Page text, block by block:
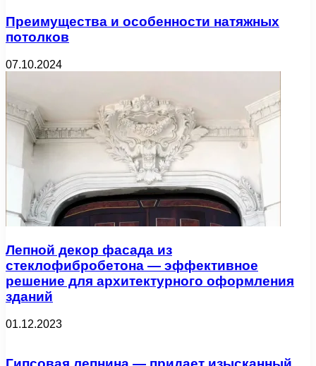
Преимущества и особенности натяжных
потолков
07.10.2024
Лепной декор фасада из
стеклофибробетона — эффективное
решение для архитектурного оформления
зданий
01.12.2023